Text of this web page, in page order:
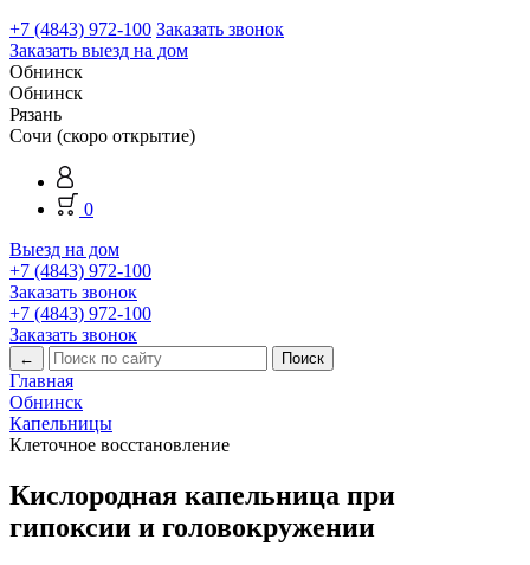
+7 (4843) 972-100 Заказать звонок
Заказать выезд на дом
Обнинск
Обнинск
Рязань
Сочи (скоро открытие)
0
Выезд на дом
+7 (4843) 972-100
Заказать звонок
+7 (4843) 972-100
Заказать звонок
←
Главная
Обнинск
Капельницы
Клеточное восстановление
Кислородная капельница при
гипоксии и головокружении